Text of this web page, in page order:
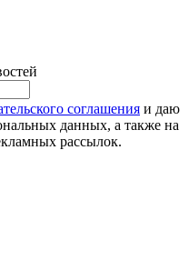
соглашения и даю
данных, а также на
рассылок.